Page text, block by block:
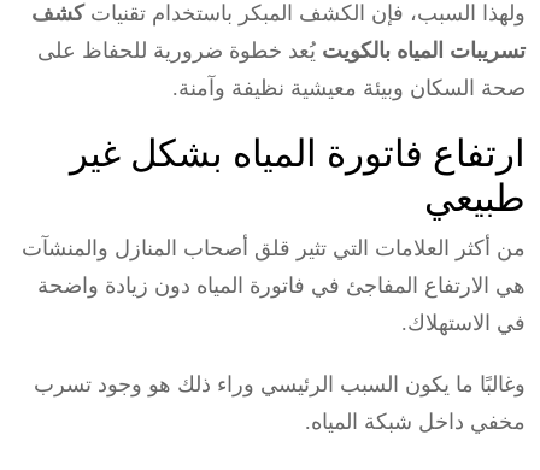
ولهذا السبب، فإن الكشف المبكر باستخدام تقنياتكشف
تسريبات المياه بالكويت يُعد خطوة ضرورية للحفاظ على
صحة السكان وبيئة معيشية نظيفة وآمنة.
ارتفاع فاتورة المياه بشكل غير
طبيعي
من أكثر العلامات التي تثير قلق أصحاب المنازل والمنشآت
هي الارتفاع المفاجئ في فاتورة المياه دون زيادة واضحة
في الاستهلاك.
وغالبًا ما يكون السبب الرئيسي وراء ذلك هو وجود تسرب
مخفي داخل شبكة المياه.